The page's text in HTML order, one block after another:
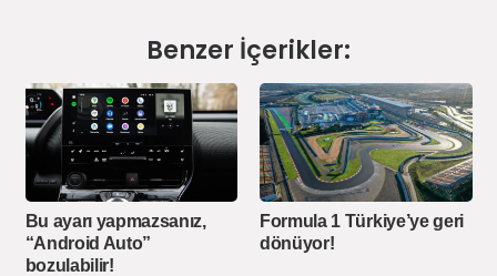
Benzer İçerikler:
Bu ayarı yapmazsanız,
“Android Auto”
bozulabilir!
Formula 1 Türkiye’ye geri
dönüyor!